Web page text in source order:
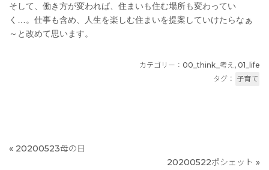
そして、働き方が変われば、住まいも住む場所も変わってい
く…。仕事も含め、人生を楽しむ住まいを提案していけたらなぁ
～と改めて思います。
カテゴリー： 00_think_考え, 01_life
タグ： 子育て
« 20200523母の日
20200522ポシェット »